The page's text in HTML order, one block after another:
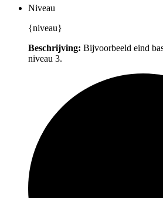
Niveau
{niveau}
Beschrijving: Bijvoorbeeld eind
niveau 3.